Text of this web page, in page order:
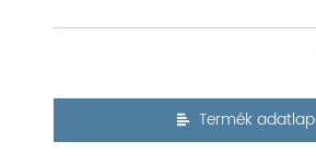
Termék adatlap